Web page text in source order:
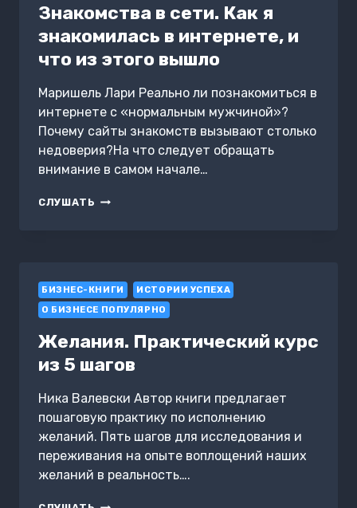
Знакомства в сети. Как я
знакомилась в интернете, и
что из этого вышло
Маришель Лари Реально ли познакомиться в
интернете с «нормальным мужчиной»?
Почему сайты знакомств вызывают столько
недоверия?На что следует обращать
внимание в самом начале…
СЛУШАТЬ ЗНАКОМСТВА
В
ИНТЕРНЕТЕ,
И
ЧТО
ИЗ
ЭТОГО
БИЗНЕС-КНИГИ
ИСТОРИИ УСПЕХА
О БИЗНЕСЕ ПОПУЛЯРНО
Желания. Практический курс
из 5 шагов
Ника Валевски Автор книги предлагает
пошаговую практику по исполнению
желаний. Пять шагов для исследования и
переживания на опыте воплощений наших
желаний в реальность….
ЖЕЛАНИЯ.